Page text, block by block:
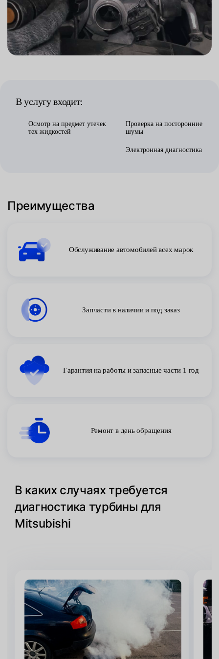
В услугу входит:
Осмотр на предмет утечек
тех жидкостей
Проверка на посторонние
шумы
Электронная диагностика
Преимущества
Обслуживание автомобилей всех марок
Запчасти в наличии и под заказ
Гарантия на работы и запасные части 1 год
Ремонт в день обращения
В каких случаях требуется
диагностика турбины для
Mitsubishi